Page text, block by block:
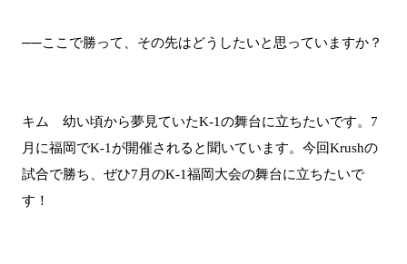
──ここで勝って、その先はどうしたいと思っていますか？
キム 幼い頃から夢見ていたK-1の舞台に立ちたいです。7
月に福岡でK-1が開催されると聞いています。今回Krushの
試合で勝ち、ぜひ7月のK-1福岡大会の舞台に立ちたいで
す！